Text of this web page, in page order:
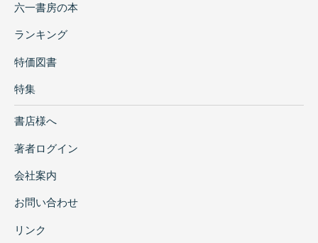
六一書房の本
ランキング
特価図書
特集
書店様へ
著者ログイン
会社案内
お問い合わせ
リンク